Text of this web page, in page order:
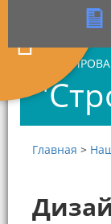
Главная >